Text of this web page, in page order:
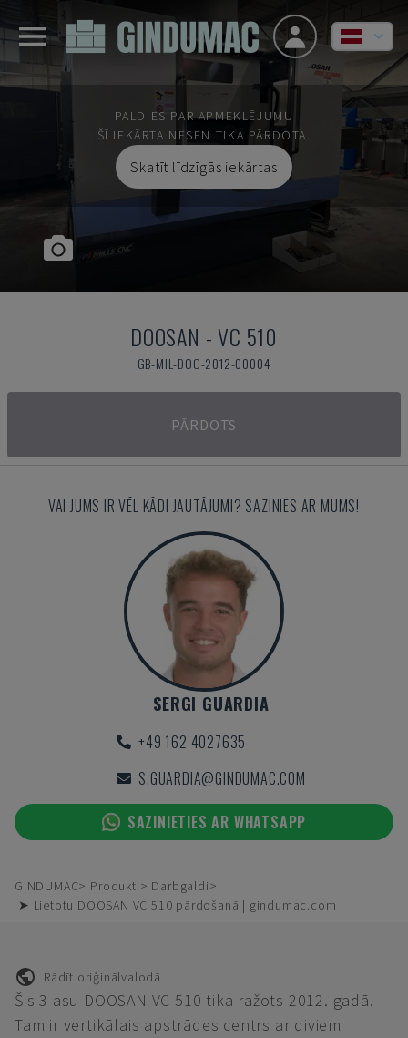
PALDIES PAR APMEKLĒJUMU
ŠĪ IEKĀRTA NESEN TIKA PĀRDOTA.
Skatīt līdzīgās iekārtas
DOOSAN -VC 510
GB-MIL-DOO-2012-00004
PĀRDOTS
VAI JUMS IR VĒL KĀDI JAUTĀJUMI? SAZINIES AR MUMS!
SERGI GUARDIA
+49 162 4027635
S.GUARDIA@GINDUMAC.COM
SAZINIETIES AR WHATSAPP
GINDUMAC Produkti
Darbgaldi
➤ Lietotu DOOSAN VC 510 pārdošanā | gindumac.com
Rādīt oriģinālvalodā
Šis 3 asu DOOSAN VC 510 tika ražots 2012. gadā.
Tam ir vertikālais apstrādes centrs ar diviem